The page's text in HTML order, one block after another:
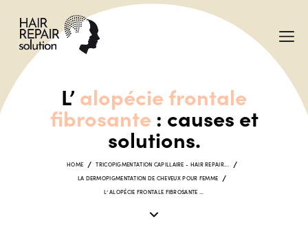
L’ alopécie frontale
fibrosante : causes et
solutions.
HOME
TRICOPIGMENTATION CAPILLAIRE - HAIR REPAIR...
LA DERMOPIGMENTATION DE CHEVEUX POUR FEMME
L’ ALOPÉCIE FRONTALE FIBROSANTE ...